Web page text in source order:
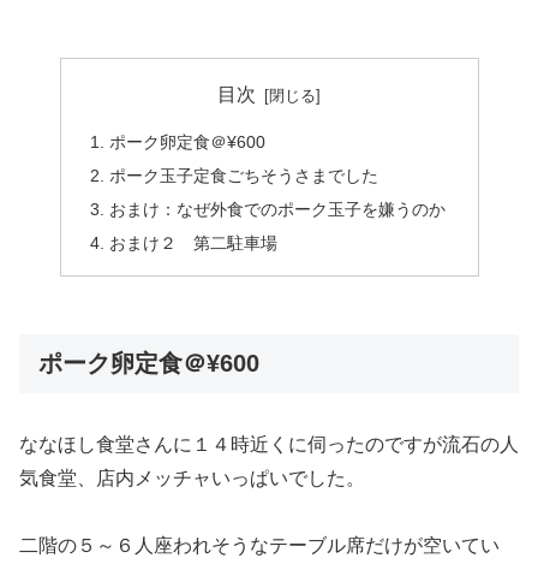
目次
ポーク卵定食＠¥600
ポーク玉子定食ごちそうさまでした
おまけ：なぜ外食でのポーク玉子を嫌うのか
おまけ２ 第二駐車場
ポーク卵定食＠¥600
ななほし食堂さんに１４時近くに伺ったのですが流石の人
気食堂、店内メッチャいっぱいでした。
二階の５～６人座われそうなテーブル席だけが空いてい